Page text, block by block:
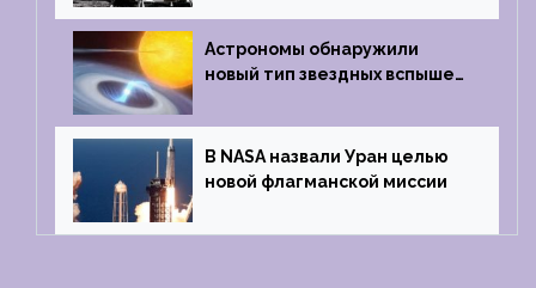
Griffin
Астрономы обнаружили
новый тип звездных вспышек
В NASA назвали Уран целью
новой флагманской миссии